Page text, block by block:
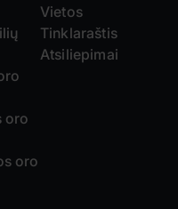
oro
oro
Vietos
Tinklaraštis
Atsiliepimai